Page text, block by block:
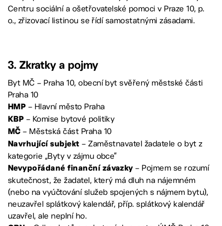
Centru sociální a ošetřovatelské pomoci v Praze 10, p.
o., zřizovací listinou se řídí samostatnými zásadami.
3. Zkratky a pojmy
Byt MČ – Praha 10, obecní byt svěřený městské části
Praha 10
HMP – Hlavní město Praha
KBP – Komise bytové politiky
MČ – Městská část Praha 10
Navrhující subjekt – Zaměstnavatel žadatele o byt z
kategorie „Byty v zájmu obce“
Nevypořádané finanční závazky – Pojmem se rozumí
skutečnost, že žadatel, který má dluh na nájemném
(nebo na vyúčtování služeb spojených s nájmem bytu),
neuzavřel splátkový kalendář, příp. splátkový kalendář
uzavřel, ale neplní ho.